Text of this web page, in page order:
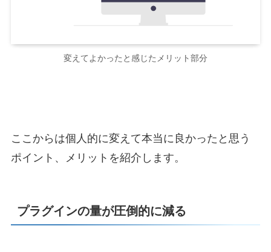
変えてよかったと感じたメリット部分
ここからは個人的に変えて本当に良かったと思う
ポイント、メリットを紹介します。
プラグインの量が圧倒的に減る